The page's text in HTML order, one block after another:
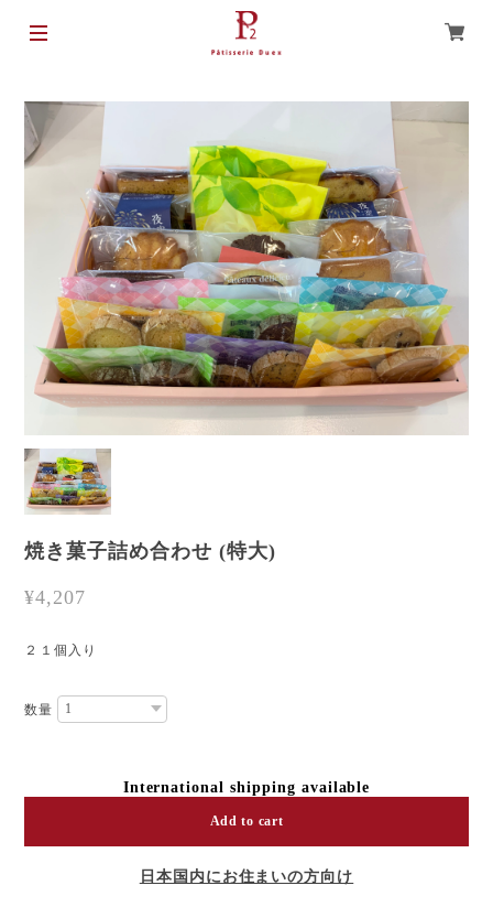
焼き菓子詰め合わせ (特大)
¥4,207
２１個入り
数量
International shipping available
Add to cart
日本国内にお住まいの方向け